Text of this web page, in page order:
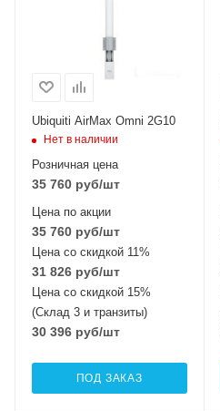
Ubiquiti AirMax Omni 2G10
Нет в наличии
Розничная цена
35 760 руб/шт
Цена по акции
35 760 руб/шт
Цена со скидкой 11%
31 826 руб/шт
Цена со скидкой 15%
(Склад 3 и транзиты)
30 396 руб/шт
ПОД ЗАКАЗ